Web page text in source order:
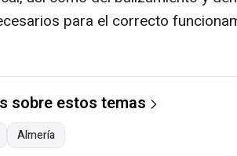
para el correcto
sobre estos temas
Almería